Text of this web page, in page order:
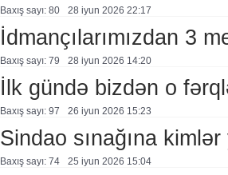
Baxış sayı: 80 28 i̇yun 2026 22:17
İdmançılarımızdan 3
Baxış sayı: 79 28 i̇yun 2026 14:20
İlk gündə bizdən o
Baxış sayı: 97 26 i̇yun 2026 15:23
Sindao sınağına kimlər
Baxış sayı: 74 25 i̇yun 2026 15:04